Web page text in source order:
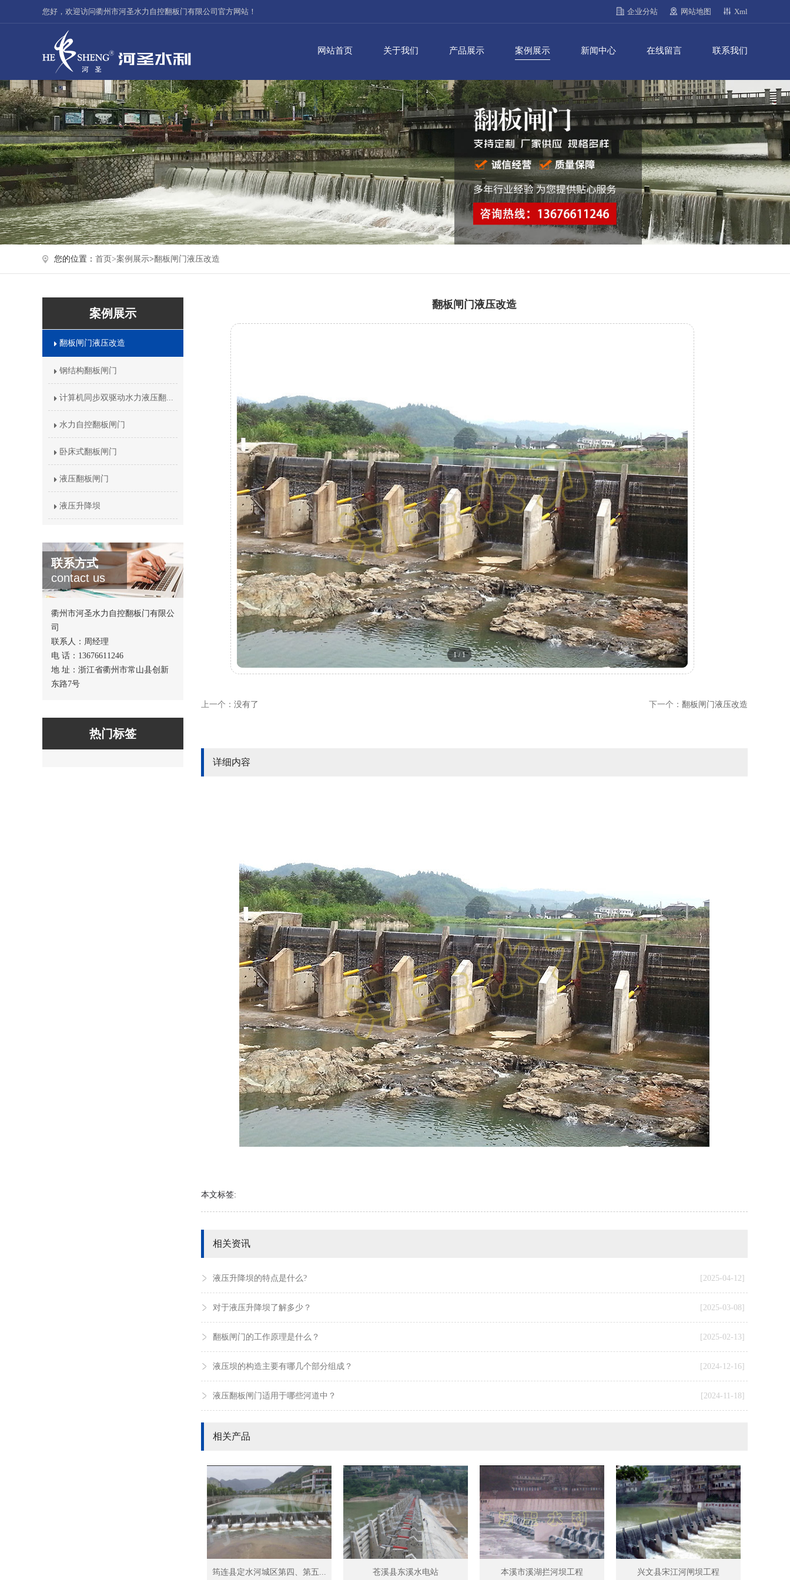
您好，欢迎访问衢州市河圣水力自控翻板门有限公司官方网站！ Xml
网站地图
企业分站
网站首页 关于我们 产品展示 案例展示 新闻中心 在线留言 联系我们
您的位置： 首页>案例展示>翻板闸门液压改造
案例展示
翻板闸门液压改造
钢结构翻板闸门
计算机同步双驱动水力液压翻...
水力自控翻板闸门
卧床式翻板闸门
液压翻板闸门
液压升降坝
联系方式
contact us
衢州市河圣水力自控翻板门有限公
司
联系人：周经理
电 话：13676611246
地 址：浙江省衢州市常山县创新
东路7号
热门标签
翻板闸门液压改造
1/1
上一个： 没有了 下一个： 翻板闸门液压改造
详细内容
本文标签:
相关资讯
[2025-04-12]
液压升降坝的特点是什么?
[2025-03-08]
对于液压升降坝了解多少？
[2025-02-13]
翻板闸门的工作原理是什么？
[2024-12-16]
液压坝的构造主要有哪几个部分组成？
[2024-11-18]
液压翻板闸门适用于哪些河道中？
相关产品
筠连县定水河城区第四、第五... 苍溪县东溪水电站 本溪市溪湖拦河坝工程 兴文县宋江河闸坝工程